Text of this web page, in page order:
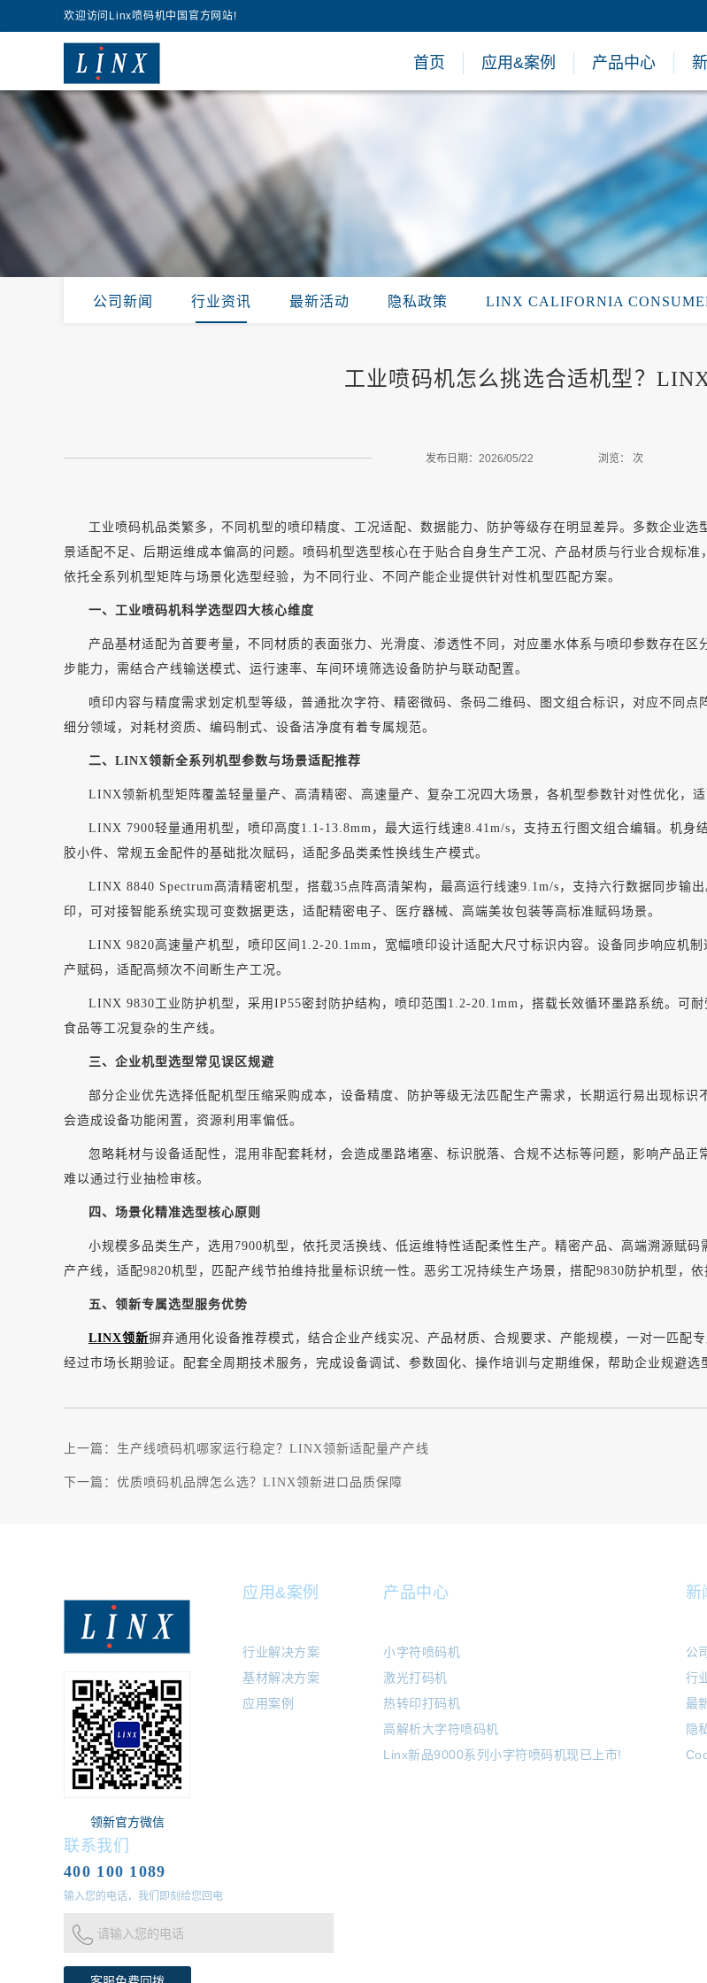
欢迎访问Linx喷码机中国官方网站!
首页 应用&案例 产品中心
公司新闻 行业资讯 最新活动 隐私政策 LINX CALIFORNIA
工业喷码机怎么挑选合适机型？
发布日期：2026/05/22 浏览： 次
工业喷码机品类繁多，不同机型的喷印精度、工况适配、数据能力、防护等级存在明显差异。多数企业
景适配不足、后期运维成本偏高的问题。喷码机型选型核心在于贴合自身生产工况、产品材质与行业合规标准
依托全系列机型矩阵与场景化选型经验，为不同行业、不同产能企业提供针对性机型匹配方案。
一、工业喷码机科学选型四大核心维度
产品基材适配为首要考量，不同材质的表面张力、光滑度、渗透性不同，对应墨水体系与喷印参数存在
步能力，需结合产线输送模式、运行速率、车间环境筛选设备防护与联动配置。
喷印内容与精度需求划定机型等级，普通批次字符、精密微码、条码二维码、图文组合标识，对应不同
细分领域，对耗材资质、编码制式、设备洁净度有着专属规范。
二、 LINX领新全系列机型参数与场景适配推荐
LINX领新机型矩阵覆盖轻量量产、高清精密、高速量产、复杂工况四大场景，各机型参数针对性优化，适
LINX 7900轻量通用机型，喷印高度1.1-13.8mm，最大运行线速8.41m/s，支持五行图文组合编辑。机身
胶小件、常规五金配件的基础批次赋码，适配多品类柔性换线生产模式。
LINX 8840 Spectrum高清精密机型，搭载35点阵高清架构，最高运行线速9.1m/s，支持六行数据同步输
印，可对接智能系统实现可变数据更迭，适配精密电子、医疗器械、高端美妆包装等高标准赋码场景。
LINX 9820高速量产机型，喷印区间1.2-20.1mm，宽幅喷印设计适配大尺寸标识内容。设备同步响应机
产赋码，适配高频次不间断生产工况。
LINX 9830工业防护机型，采用IP55密封防护结构，喷印范围1.2-20.1mm，搭载长效循环墨路系统。可
食品等工况复杂的生产线。
三、企业机型选型常见误区规避
部分企业优先选择低配机型压缩采购成本，设备精度、防护等级无法匹配生产需求，长期运行易出现标
会造成设备功能闲置，资源利用率偏低。
忽略耗材与设备适配性，混用非配套耗材，会造成墨路堵塞、标识脱落、合规不达标等问题，影响产品
难以通过行业抽检审核。
四、场景化精准选型核心原则
小规模多品类生产，选用 7900机型，依托灵活换线、低运维特性适配柔性生产。精密产品、高端溯源赋
产产线，适配9820机型，匹配产线节拍维持批量标识统一性。恶劣工况持续生产场景，搭配9830防护机型，依
五、领新专属选型服务优势
LINX领新摒弃通用化设备推荐模式，结合企业产线实况、产品材质、合规要求、产能规模，一对一匹配
经过市场长期验证。配套全周期技术服务，完成设备调试、参数固化、操作培训与定期维保，帮助企业规避选
上一篇： 生产线喷码机哪家运行稳定？LINX领新适配量产产线
下一篇： 优质喷码机品牌怎么选？LINX领新进口品质保障
领新官方微信
应用&案例
行业解决方案
基材解决方案
应用案例
产品中心
小字符喷码机
激光打码机
热转印打码机
高解析大字符喷码机
Linx新品9000系列小字符喷码机现已上市!
新
公
行
最
隐
联系我们
400 100 1089
输入您的电话，我们即刻给您回电
请输入您的电话